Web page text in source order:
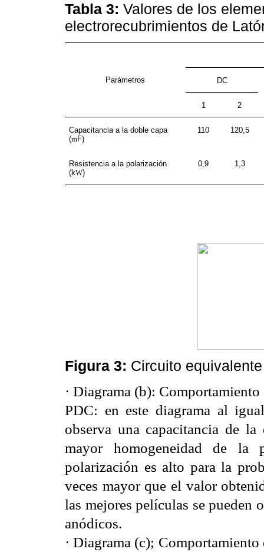
Tabla 3: Valores de los
electrorecubrimientos de
Parámetros DC
1 2
Capacitancia a la doble capa
(mF)
110 120,5
Resistencia a la polarización
(kW)
0,9 1,3
Figura 3: Circuito
· Diagrama (b):
PDC: en este diagrama al
observa una capacitancia de
mayor homogeneidad de
polarización es alto para la
veces mayor que el valor
las mejores películas se pueden
anódicos.
· Diagrama (c);